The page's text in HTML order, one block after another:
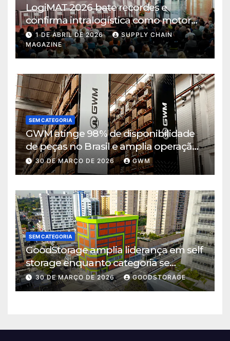
LogiMAT 2026 bate recordes e
confirma intralogística como motor
de decisão em tempos de incerteza
1 DE ABRIL DE 2026
SUPPLY CHAIN
MAGAZINE
SEM CATEGORIA
GWM atinge 98% de disponibilidade
de peças no Brasil e amplia operação
logística em Cajamar
30 DE MARÇO DE 2026 GWM
SEM CATEGORIA
GoodStorage amplia liderança em self
storage enquanto categoria se
consolida em São Paulo
30 DE MARÇO DE 2026 GOODSTORAGE